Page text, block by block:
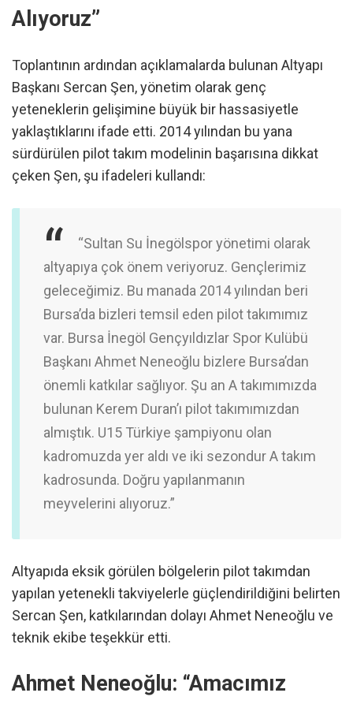
Alıyoruz”
Toplantının ardından açıklamalarda bulunan Altyapı
Başkanı Sercan Şen, yönetim olarak genç
yeteneklerin gelişimine büyük bir hassasiyetle
yaklaştıklarını ifade etti. 2014 yılından bu yana
sürdürülen pilot takım modelinin başarısına dikkat
çeken Şen, şu ifadeleri kullandı:
“Sultan Su İnegölspor yönetimi olarak
altyapıya çok önem veriyoruz. Gençlerimiz
geleceğimiz. Bu manada 2014 yılından beri
Bursa’da bizleri temsil eden pilot takımımız
var. Bursa İnegöl Gençyıldızlar Spor Kulübü
Başkanı Ahmet Neneoğlu bizlere Bursa’dan
önemli katkılar sağlıyor. Şu an A takımımızda
bulunan Kerem Duran’ı pilot takımımızdan
almıştık. U15 Türkiye şampiyonu olan
kadromuzda yer aldı ve iki sezondur A takım
kadrosunda. Doğru yapılanmanın
meyvelerini alıyoruz.”
Altyapıda eksik görülen bölgelerin pilot takımdan
yapılan yetenekli takviyelerle güçlendirildiğini belirten
Sercan Şen, katkılarından dolayı Ahmet Neneoğlu ve
teknik ekibe teşekkür etti.
Ahmet Neneoğlu: “Amacımız